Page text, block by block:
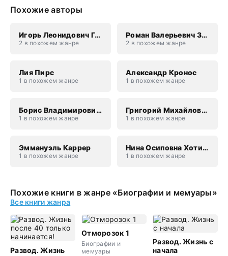
Похожие авторы
Игорь Леонидович Гринчевский
2 в похожем жанре
Роман Валерьевич Злотников
2 в похожем жанре
Лия Пирс
1 в похожем жанре
Александр Кронос
1 в похожем жанре
Борис Владимирович Дубин
1 в похожем жанре
Григорий Михайлович Дашевский
1 в похожем жанре
Эммануэль Каррер
1 в похожем жанре
Нина Осиповна Хотинская
1 в похожем жанре
Похожие книги в жанре «Биографии и мемуары»
Все книги жанра
Развод. Жизнь
Отморозок 1
Биографии и
мемуары
Развод. Жизнь с
начала